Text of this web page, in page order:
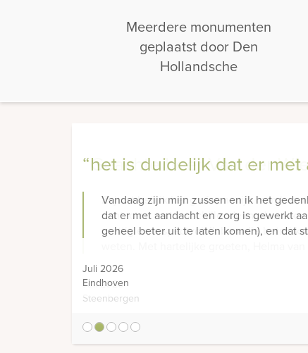
Meerdere monumenten
geplaatst door Den
Hollandsche
“het is duidelijk dat er
Vandaag zijn mijn zussen en ik het
dat er met aandacht en zorg is gewerkt
geheel beter uit te laten komen), en dat
Juli 2026
Eindhoven